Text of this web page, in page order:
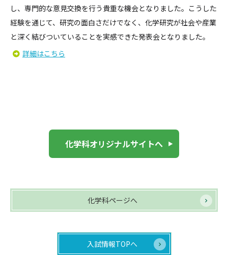
し、専門的な意見交換を行う貴重な機会となりました。こうした
経験を通じて、研究の面白さだけでなく、化学研究が社会や産業
と深く結びついていることを実感できた発表会となりました。
詳細はこちら
化学科オリジナルサイトへ
化学科ページへ
入試情報TOPへ